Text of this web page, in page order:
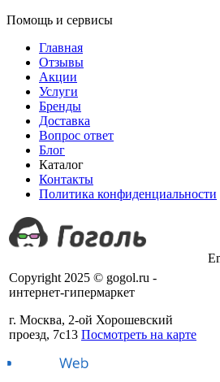
Помощь и сервисы
Главная
Отзывы
Акции
Услуги
Бренды
Доставка
Вопрос ответ
Блог
Каталог
Контакты
Политика конфиденциальности
Copyright 2025 © gogol.ru -
интернет-гипермаркет
г. Москва, 2-ой Хорошевский
проезд, 7с13 Посмотреть на карте